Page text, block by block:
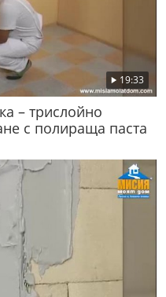
19:33
– трислойно
с полираща паста